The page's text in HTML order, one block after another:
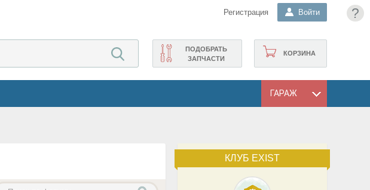
?
Регистрация Войти
КОРЗИНА
ПОДОБРАТЬ
ЗАПЧАСТИ
ГАРАЖ
КЛУБ EXIST